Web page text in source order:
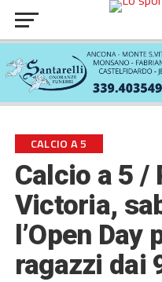
CALCIO A 5
Calcio a 5
Victoria,
l’Open Day
ragazzi dai